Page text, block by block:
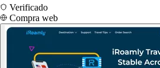
Verificado
Compra web